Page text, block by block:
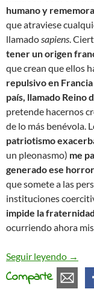
humano y
que atraviese
llamadosapiens.
tener un origen
que crean que ellos
repulsivo en Francia
país, llamado Reino
pretende hacernos
de lo más benévola.
patriotismo
un pleonasmo) me
generado ese
que somete a las
instituciones
impide la
ocurriendo ahora
Seguir leyendo →
Comparte